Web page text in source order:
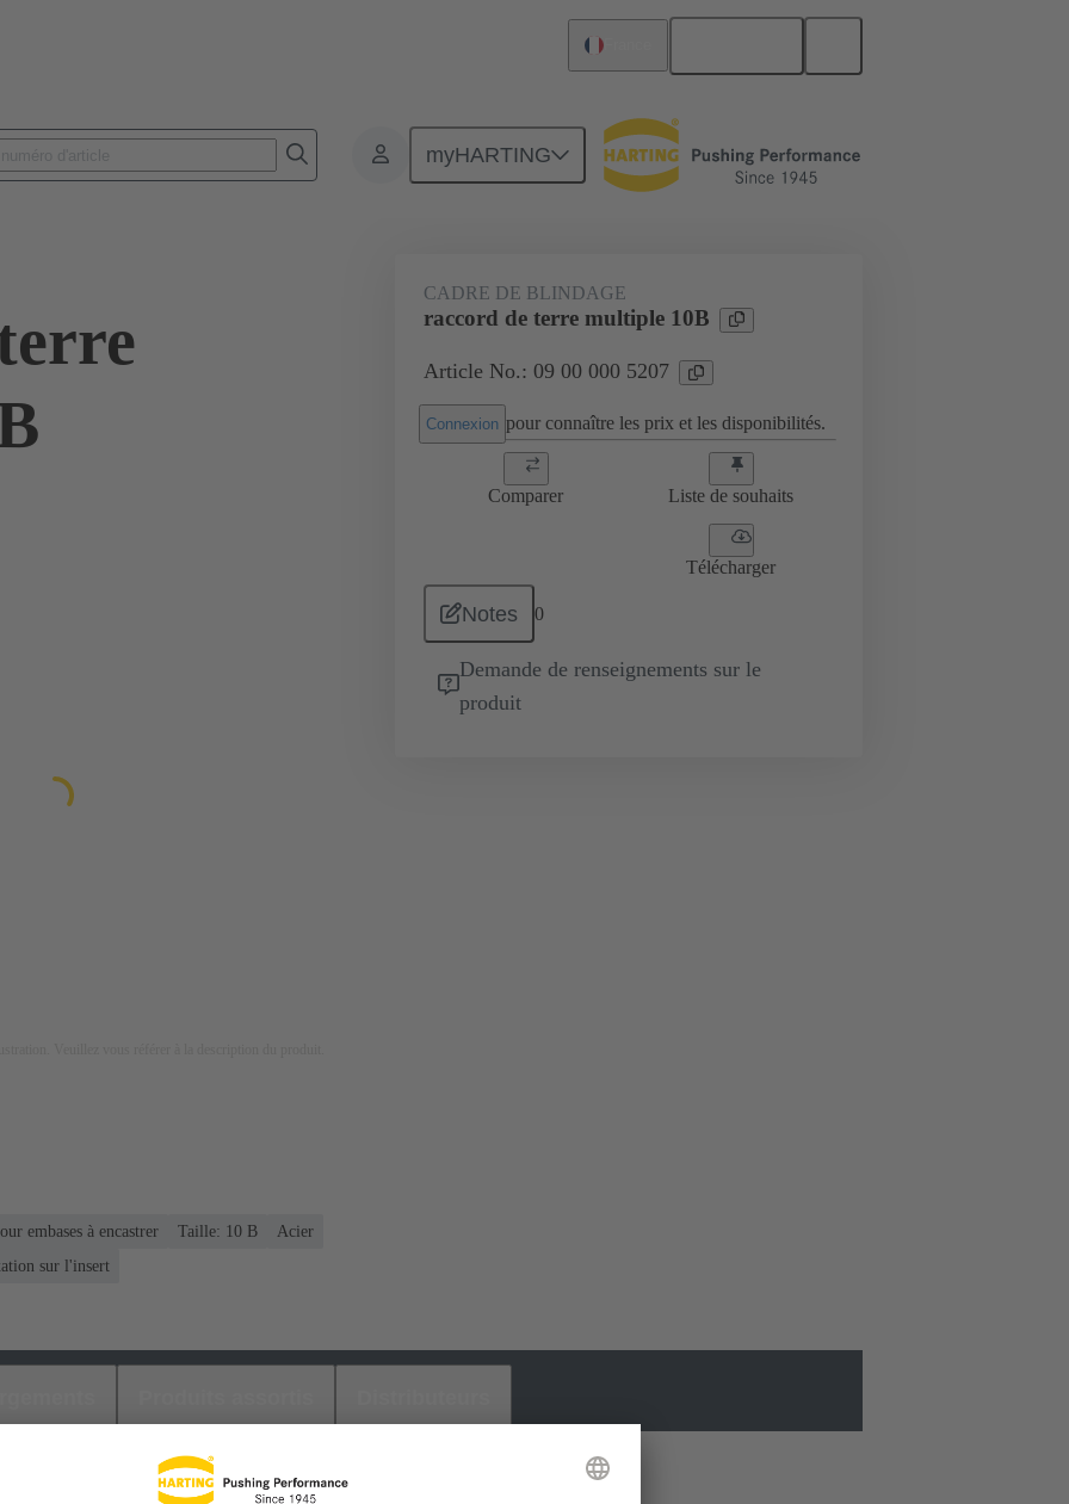
myHARTING
Accessoires Cadres de blindage, cadres de fixation 09 00 000 5207
CADRE DE BLINDAGE
raccord de terre multiple 10B
Article No.: 09 00 000 5207
Connexion pour connaître les prix et les disponibilités.
Comparer Liste de souhaits
Télécharger
Notes 0
Demande de renseignements sur le
produit
embases à encastrer Taille: 10 B
Acier
sur l'insert